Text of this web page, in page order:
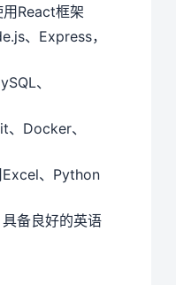
React框架
、Express，
、
、Docker、
Excel、Python
备良好的英语